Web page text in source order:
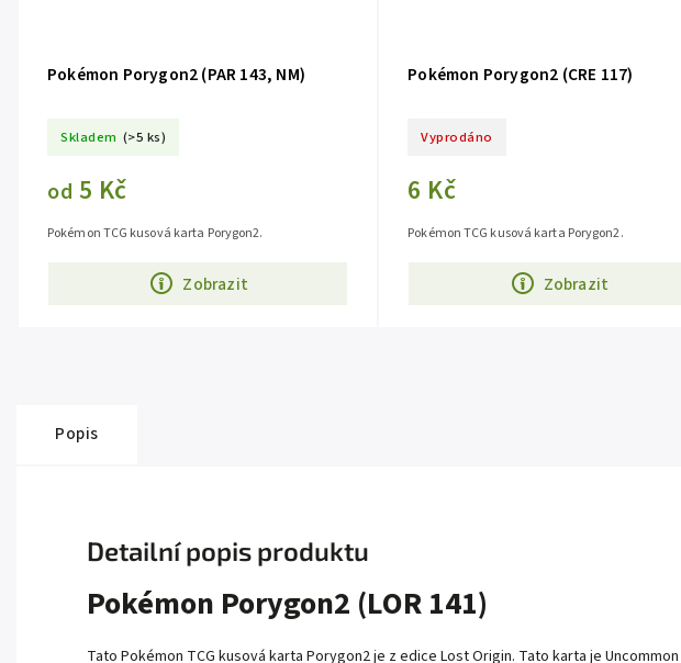
Pokémon Porygon2 (PAR 143, NM)
Skladem (>5 ks)
od 5 Kč
Zobrazit
Pokémon TCG kusová karta Porygon2.
Pokémon Porygon2 (CRE 117)
Vyprodáno
6 Kč
Zobrazit
Pokémon TCG kusová karta Porygon2.
Popis
Detailní popis produktu
Pokémon Porygon2 (LOR 141)
Tato Pokémon TCG kusová karta Porygon2 je z edice Lost Origin. Tato karta je Uncommon